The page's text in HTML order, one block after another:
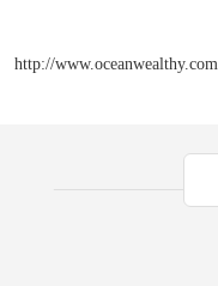
http://www.oceanwealthy.com